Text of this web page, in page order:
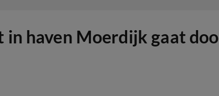
haven Moerdijk gaat